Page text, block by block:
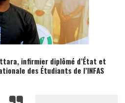
infirmier diplômé d’État et
des Étudiants de l’INFAS